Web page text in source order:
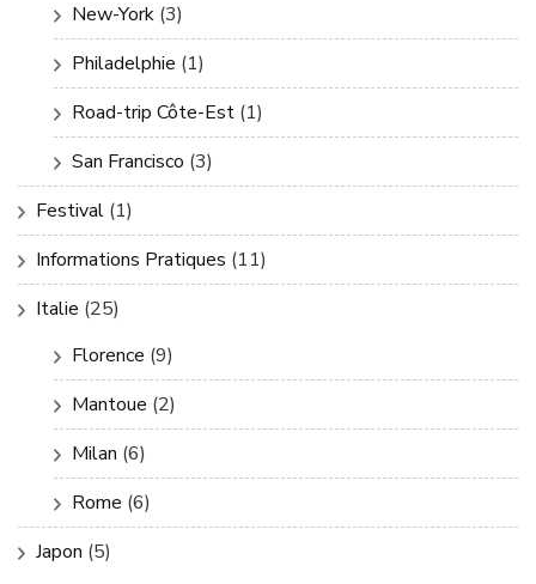
New-York (3)
Philadelphie (1)
Road-trip Côte-Est (1)
San Francisco (3)
Festival (1)
Informations Pratiques (11)
Italie (25)
Florence (9)
Mantoue (2)
Milan (6)
Rome (6)
Japon (5)